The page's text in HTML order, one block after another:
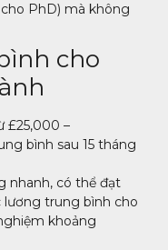
PhD) mà không
cho
£25,000 –
bình sau 15 tháng
nhanh, có thể đạt
lương trung bình cho
khoảng